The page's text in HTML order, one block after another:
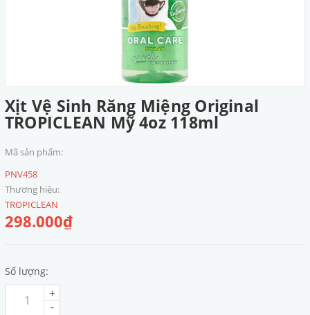
Xịt Vệ Sinh Răng Miệng Original
TROPICLEAN Mỹ 4oz 118ml
Mã sản phẩm:
PNV458
Thương hiệu:
TROPICLEAN
298.000₫
Số lượng:
-
+